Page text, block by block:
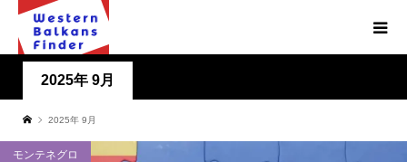
2025年 9月
2025年 9月
モンテネグロ